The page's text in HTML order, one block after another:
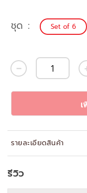
ชุด Set of 6
รายละเอียดสินค้า
รีวิว